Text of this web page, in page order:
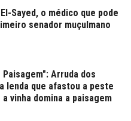
Sayed, o médico que pode
senador muçulmano
Paisagem": Arruda dos
lenda que afastou a peste
vinha domina a paisagem